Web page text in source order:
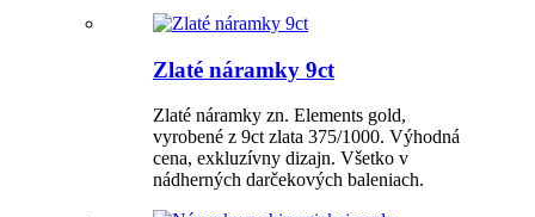
Zlaté náramky 9ct
Zlaté náramky zn. Elements gold,
vyrobené z 9ct zlata 375/1000. Výhodná
cena, exkluzívny dizajn. Všetko v
nádherných darčekových baleniach.